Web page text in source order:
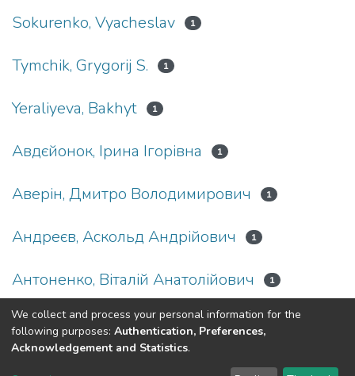
Sokurenko, Vyacheslav 1
Tymchik, Grygorij S. 1
Yeraliyeva, Bakhyt 1
Авдєйонок, Ірина Ігорівна 1
Аверін, Дмитро Володимирович 1
Андреєв, Аскольд Андрійович 1
Антоненко, Віталій Анатолійович 1
« 1(current)
2 3 4 5 6 7 »
We collect and process your personal information for the
following purposes: Authentication, Preferences,
Acknowledgement and Statistics.